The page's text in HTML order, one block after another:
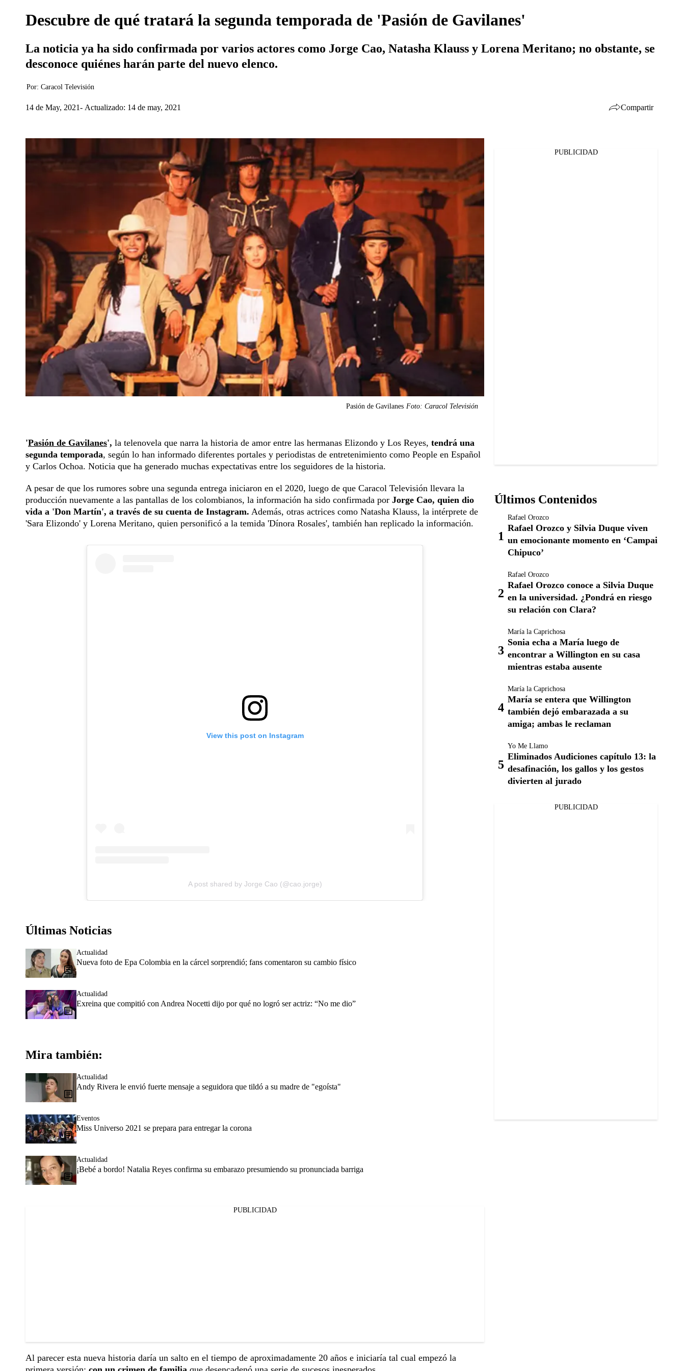
Descubre de qué tratará la segunda temporada de 'Pasión de Gavilanes'
La noticia ya ha sido confirmada por varios actores como Jorge Cao, Natasha Klauss y Lorena Meritano; no obstante, se
desconoce quiénes harán parte del nuevo elenco.
Por: Caracol Televisión
14 de May, 2021 Actualizado: 14 de may, 2021 Compartir
Facebook
Whatsapp
Pasión de Gavilanes Foto: Caracol Televisión
'Pasión de Gavilanes', la telenovela que narra la historia de amor entre las hermanas Elizondo y Los Reyes, tendrá una
segunda temporada, según lo han informado diferentes portales y periodistas de entretenimiento como People en Español
y Carlos Ochoa. Noticia que ha generado muchas expectativas entre los seguidores de la historia.
A pesar de que los rumores sobre una segunda entrega iniciaron en el 2020, luego de que Caracol Televisión llevara la
producción nuevamente a las pantallas de los colombianos, la información ha sido confirmada por Jorge Cao, quien dio
vida a 'Don Martín', a través de su cuenta de Instagram. Además, otras actrices como Natasha Klauss, la intérprete de
'Sara Elizondo' y Lorena Meritano, quien personificó a la temida 'Dínora Rosales', también han replicado la información.
View this post on Instagram
A post shared by Jorge Cao (@cao.jorge)
Últimas Noticias
Actualidad
Nueva foto de Epa Colombia en la cárcel sorprendió; fans comentaron su cambio físico
Actualidad
Exreina que compitió con Andrea Nocetti dijo por qué no logró ser actriz: “No me dio”
Mira también:
Actualidad
Andy Rivera le envió fuerte mensaje a seguidora que tildó a su madre de "egoísta"
Eventos
Miss Universo 2021 se prepara para entregar la corona
Actualidad
¡Bebé a bordo! Natalia Reyes confirma su embarazo presumiendo su pronunciada barriga
PUBLICIDAD
Al parecer esta nueva historia daría un salto en el tiempo de aproximadamente 20 años e iniciaría tal cual empezó la
PUBLICIDAD
Últimos Contenidos
Rafael Orozco
Rafael Orozco y Silvia Duque viven
un emocionante momento en ‘Campai
Chipuco’
Rafael Orozco
Rafael Orozco conoce a Silvia Duque
en la universidad. ¿Pondrá en riesgo
su relación con Clara?
María la Caprichosa
Sonia echa a María luego de
encontrar a Willington en su casa
mientras estaba ausente
María la Caprichosa
María se entera que Willington
también dejó embarazada a su
amiga; ambas le reclaman
Yo Me Llamo
Eliminados Audiciones capítulo 13: la
desafinación, los gallos y los gestos
divierten al jurado
PUBLICIDAD